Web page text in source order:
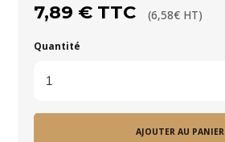
7,89 € TTC (6,58€ HT)
Quantité
AJOUTER AU PANIER